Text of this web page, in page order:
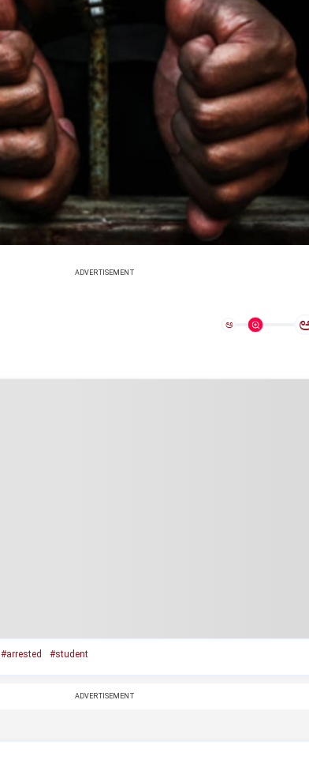
ADVERTISEMENT
ಅ
#arrested #student
ADVERTISEMENT